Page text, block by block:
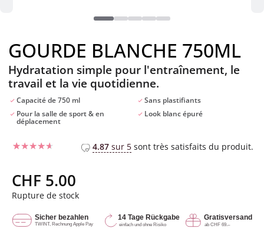
GOURDE BLANCHE 750ML
Hydratation simple pour l'entraînement, le
travail et la vie quotidienne.
Capacité de 750 ml
Sans plastifiants
Pour la salle de sport & en
déplacement
Look blanc épuré
basé sur
notation
client
4.87sur 5sont très satisfaits du produit.
CHF 5.00
Rupture de stock